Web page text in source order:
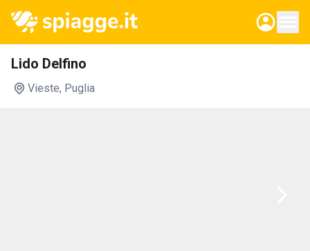
Lido Delfino
Vieste, Puglia